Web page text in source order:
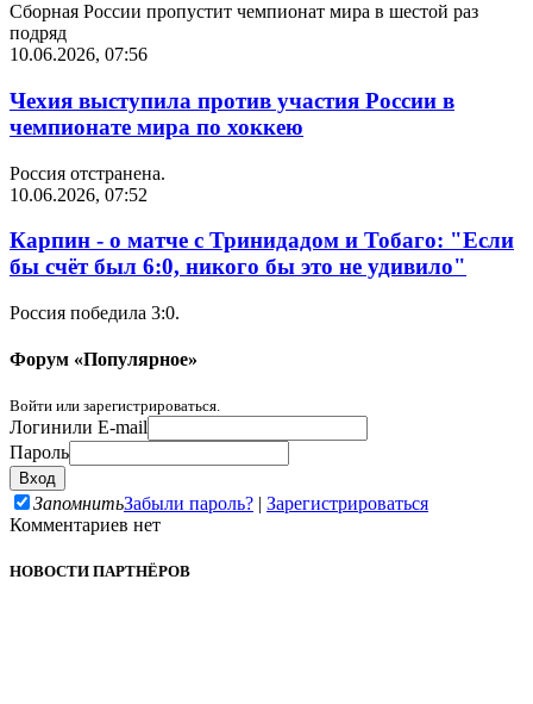
Сборная России пропустит чемпионат мира в шестой раз
подряд
10.06.2026, 07:56
Чехия выступила против участия России в
чемпионате мира по хоккею
Россия отстранена.
10.06.2026, 07:52
Карпин - о матче с Тринидадом и Тобаго: "Если
бы счёт был 6:0, никого бы это не удивило"
Россия победила 3:0.
Форум «Популярное»
Войти или зарегистрироваться.
Логинили E-mail
Пароль
ЗапомнитьЗабыли пароль? | Зарегистрироваться
Комментариев нет
НОВОСТИ ПАРТНЁРОВ